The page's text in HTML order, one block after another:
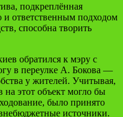
подкреплённая
ответственным подходом
способна творить
обратился к мэру с
в переулке А. Бокова —
у жителей. Учитывая,
этот объект могло бы
было принято
источники.